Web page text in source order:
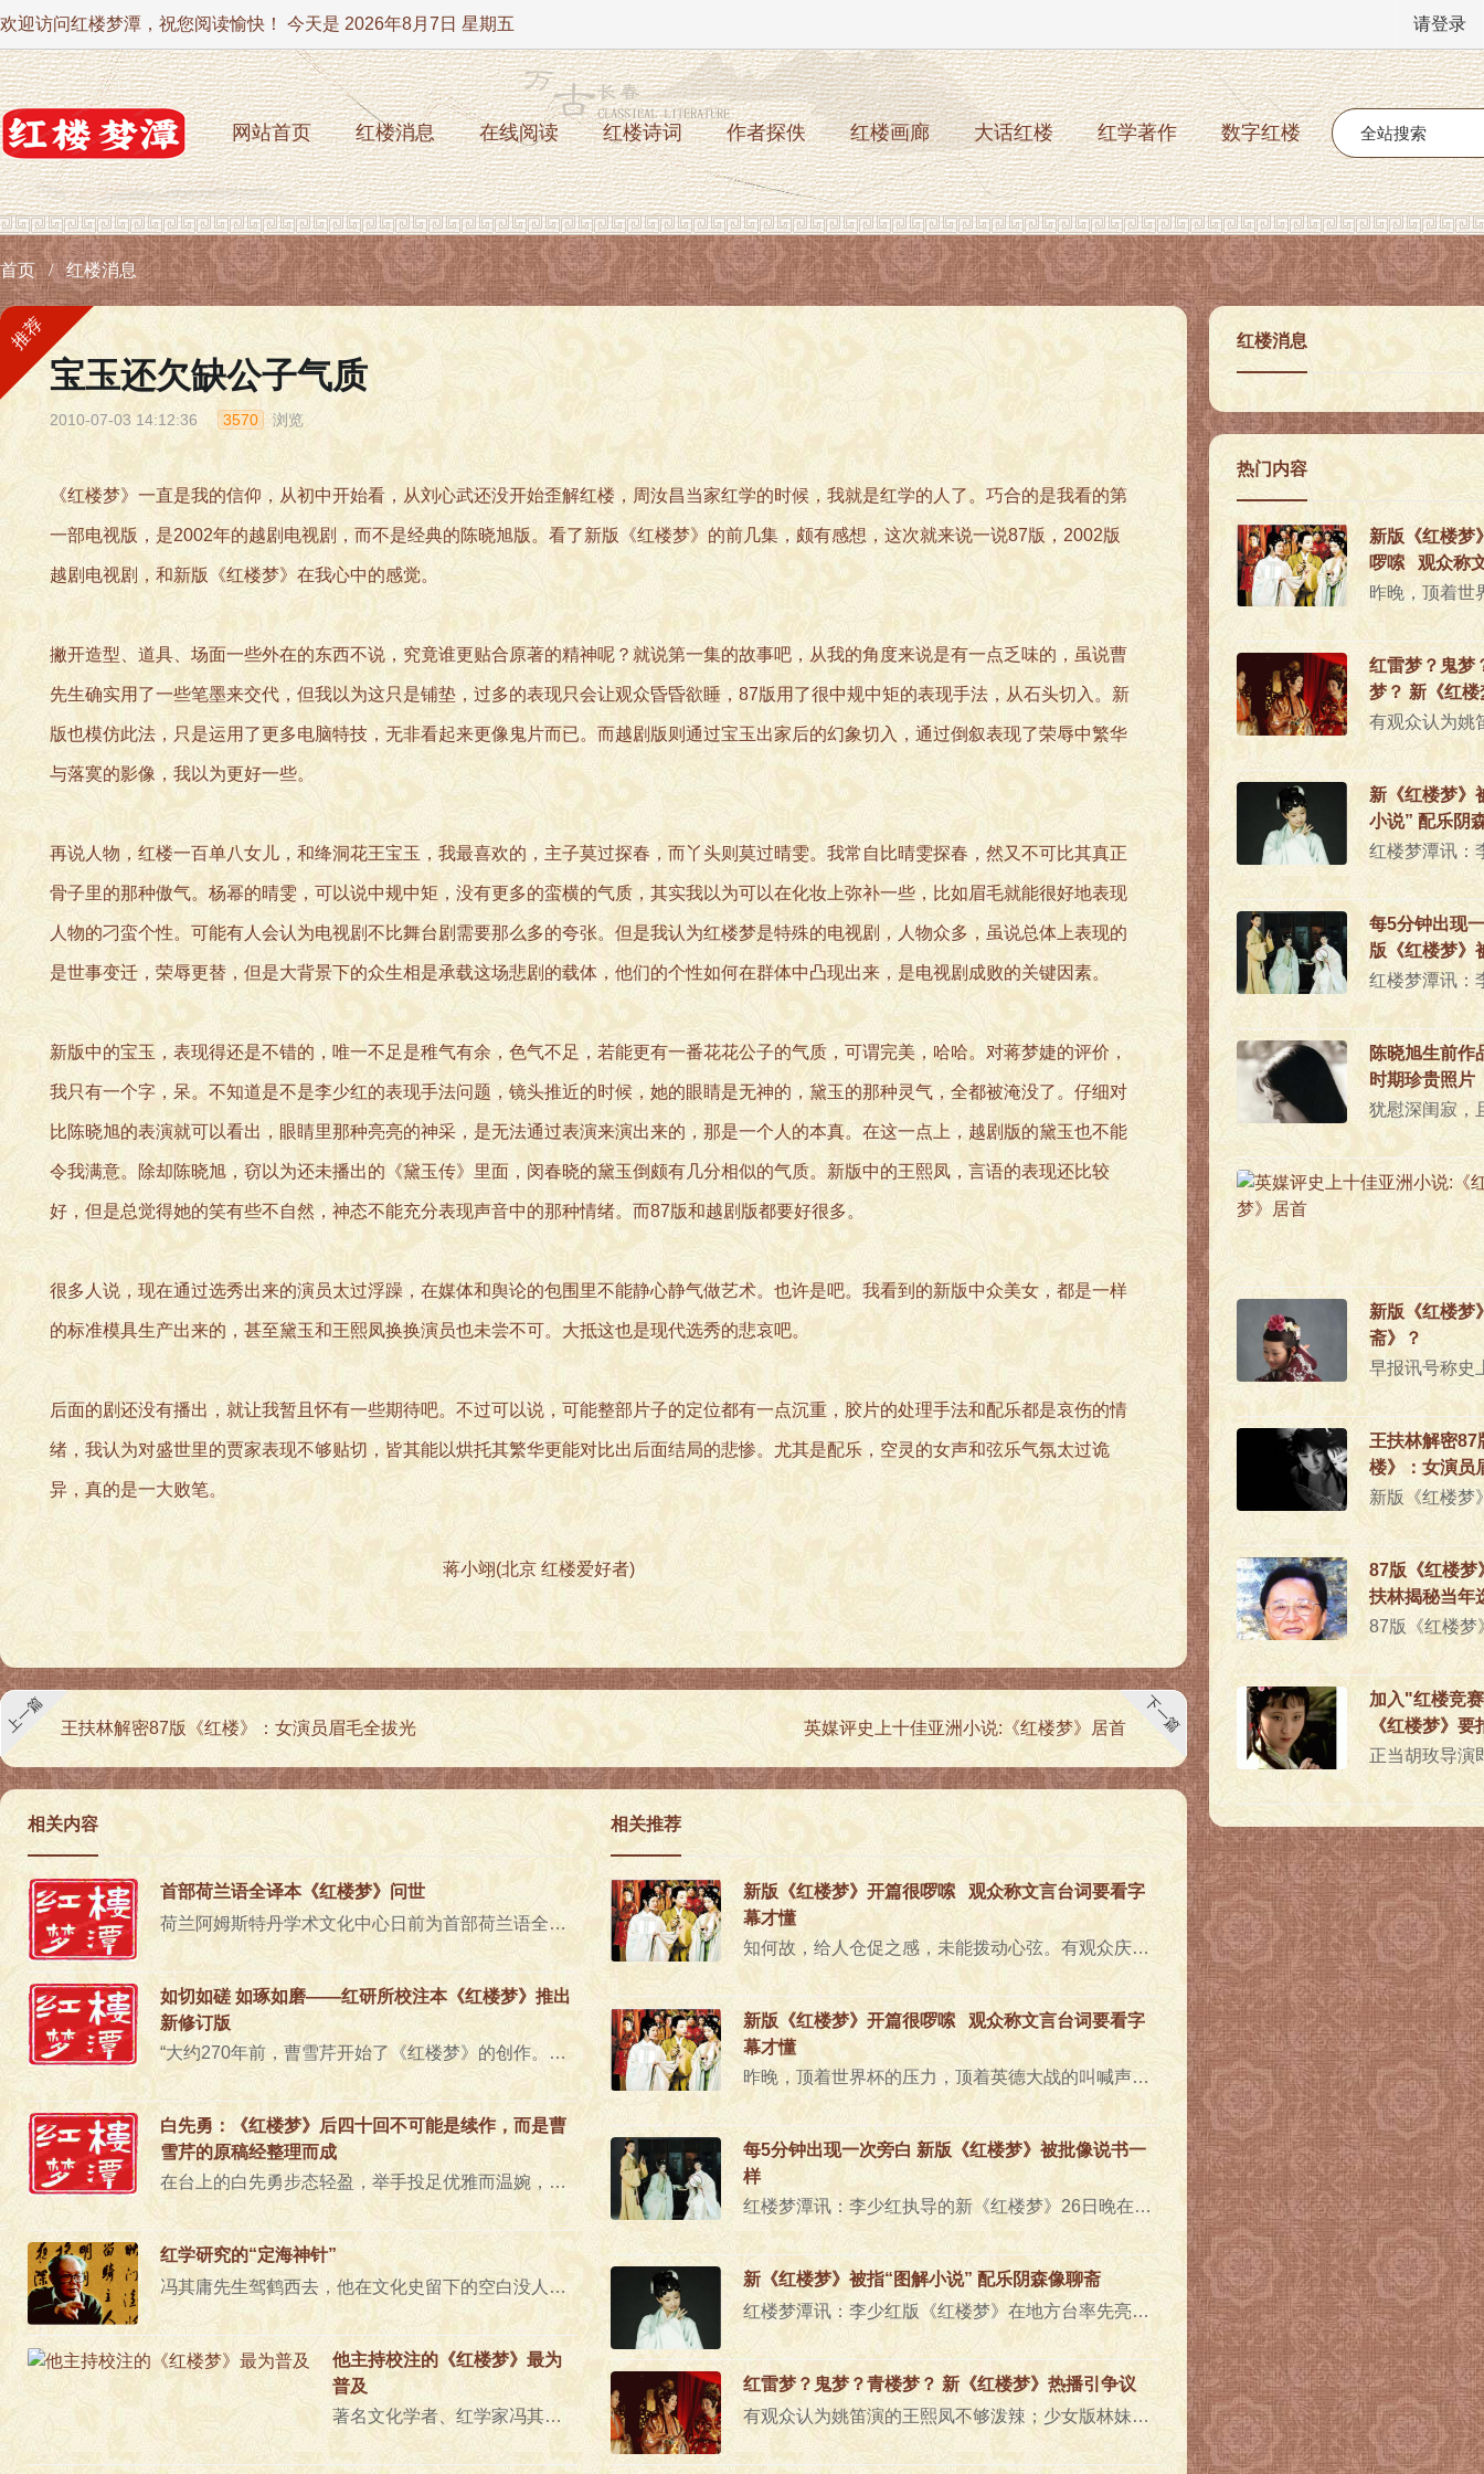
欢迎访问红楼梦潭，祝您阅读愉快！ 今天是 2026年8月7日 星期五 请登录
网站首页 红楼消息 在线阅读 红楼诗词 作者探佚 红楼画廊 大话红楼 红学著作 数字红楼
首页 红楼消息
推荐
宝玉还欠缺公子气质
2010-07-03 14:12:36 3570 浏览
《红楼梦》一直是我的信仰，从初中开始看，从刘心武还没开始歪解红楼，周汝昌当家红学的时候，我就是红学的人了。巧合的是我看的第
一部电视版，是2002年的越剧电视剧，而不是经典的陈晓旭版。看了新版《红楼梦》的前几集，颇有感想，这次就来说一说87版，2002版
越剧电视剧，和新版《红楼梦》在我心中的感觉。
撇开造型、道具、场面一些外在的东西不说，究竟谁更贴合原著的精神呢？就说第一集的故事吧，从我的角度来说是有一点乏味的，虽说曹
先生确实用了一些笔墨来交代，但我以为这只是铺垫，过多的表现只会让观众昏昏欲睡，87版用了很中规中矩的表现手法，从石头切入。新
版也模仿此法，只是运用了更多电脑特技，无非看起来更像鬼片而已。而越剧版则通过宝玉出家后的幻象切入，通过倒叙表现了荣辱中繁华
与落寞的影像，我以为更好一些。
再说人物，红楼一百单八女儿，和绛洞花王宝玉，我最喜欢的，主子莫过探春，而丫头则莫过晴雯。我常自比晴雯探春，然又不可比其真正
骨子里的那种傲气。杨幂的晴雯，可以说中规中矩，没有更多的蛮横的气质，其实我以为可以在化妆上弥补一些，比如眉毛就能很好地表现
人物的刁蛮个性。可能有人会认为电视剧不比舞台剧需要那么多的夸张。但是我认为红楼梦是特殊的电视剧，人物众多，虽说总体上表现的
是世事变迁，荣辱更替，但是大背景下的众生相是承载这场悲剧的载体，他们的个性如何在群体中凸现出来，是电视剧成败的关键因素。
新版中的宝玉，表现得还是不错的，唯一不足是稚气有余，色气不足，若能更有一番花花公子的气质，可谓完美，哈哈。对蒋梦婕的评价，
我只有一个字，呆。不知道是不是李少红的表现手法问题，镜头推近的时候，她的眼睛是无神的，黛玉的那种灵气，全都被淹没了。仔细对
比陈晓旭的表演就可以看出，眼睛里那种亮亮的神采，是无法通过表演来演出来的，那是一个人的本真。在这一点上，越剧版的黛玉也不能
令我满意。除却陈晓旭，窃以为还未播出的《黛玉传》里面，闵春晓的黛玉倒颇有几分相似的气质。新版中的王熙凤，言语的表现还比较
好，但是总觉得她的笑有些不自然，神态不能充分表现声音中的那种情绪。而87版和越剧版都要好很多。
很多人说，现在通过选秀出来的演员太过浮躁，在媒体和舆论的包围里不能静心静气做艺术。也许是吧。我看到的新版中众美女，都是一样
的标准模具生产出来的，甚至黛玉和王熙凤换换演员也未尝不可。大抵这也是现代选秀的悲哀吧。
后面的剧还没有播出，就让我暂且怀有一些期待吧。不过可以说，可能整部片子的定位都有一点沉重，胶片的处理手法和配乐都是哀伤的情
绪，我认为对盛世里的贾家表现不够贴切，皆其能以烘托其繁华更能对比出后面结局的悲惨。尤其是配乐，空灵的女声和弦乐气氛太过诡
异，真的是一大败笔。
蒋小翊(北京 红楼爱好者)
上一篇 下一篇
王扶林解密87版《红楼》：女演员眉毛全拔光 英媒评史上十佳亚洲小说:《红楼梦》居首
相关内容
首部荷兰语全译本《红楼梦》问世
荷兰阿姆斯特丹学术文化中心日前为首部荷兰语全译本《红楼梦》举办视频首发式，历时13年合力翻译此书的3..
如切如磋 如琢如磨——红研所校注本《红楼梦》推出
新修订版
“大约270年前，曹雪芹开始了《红楼梦》的创作。也许他没有想到，这部被他称为‘满纸荒唐言、一把辛酸泪..
白先勇：《红楼梦》后四十回不可能是续作，而是曹
雪芹的原稿经整理而成
在台上的白先勇步态轻盈，举手投足优雅而温婉，说话时眼里含着笑意，让人很难相信到今年他已经走过了八十个..
红学研究的“定海神针”
冯其庸先生驾鹤西去，他在文化史留下的空白没人能填补。冯先生学问博大精深，我感触最深的是:红学海洋浊浪..
他主持校注的《红楼梦》最为
普及
著名文化学者、红学家冯其庸先生于1月22日仙逝。冯先生一生在中国文学史、戏曲史、艺术史、历史考古等多方..
相关推荐
新版《红楼梦》开篇很啰嗦 观众称文言台词要看字
幕才懂
知何故，给人仓促之感，未能拨动心弦。有观众庆幸那时蒋梦婕饰的林黛玉尚未梳铜钱头，因此在一堆丫头、小姐..
新版《红楼梦》开篇很啰嗦 观众称文言台词要看字
幕才懂
昨晚，顶着世界杯的压力，顶着英德大战的叫喊声，新版《红楼梦》终于和四川观众见面。与新版《三国》对名著..
每5分钟出现一次旁白 新版《红楼梦》被批像说书一
样
红楼梦潭讯：李少红执导的新《红楼梦》26日晚在各地方频道开播。虽然新《红楼梦》严格按原著进行拍摄，但依..
新《红楼梦》被指“图解小说” 配乐阴森像聊斋
红楼梦潭讯：李少红版《红楼梦》在地方台率先亮相，观众评价可谓“雷声隆隆”，诸如怪异的铜钱头、如同鸡肋..
红雷梦？鬼梦？青楼梦？ 新《红楼梦》热播引争议
有观众认为姚笛演的王熙凤不够泼辣；少女版林妹妹被批“太肥”；网友批林妙可演的幼年林黛玉“太做作”收视..
红楼消息
热门内容
新版《红楼梦
啰嗦 观众称
看字幕才懂
红雷梦？鬼梦
梦？ 新《红
引争议
新《红楼梦》
小说” 配乐阴
每5分钟出现
版《红楼梦》
书一样
陈晓旭生前作
时期珍贵照片
新版《红楼梦
斋》？
王扶林解密87
楼》：女演员
光
87版《红楼梦
扶林揭秘当年
加入"红楼竞
《红楼梦》要